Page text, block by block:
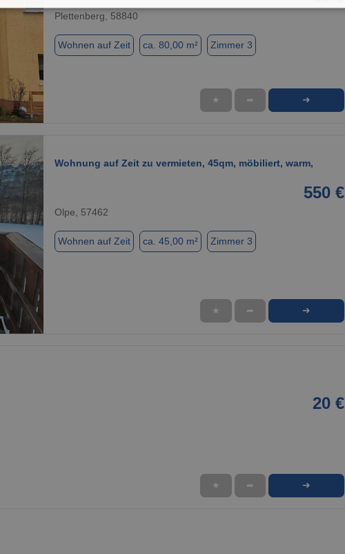
1 / 8
Plettenberg, 58840
Wohnen auf Zeit ca. 80,00 m² Zimmer 3
★ ➦ ➜
1 / 10
Wohnung auf Zeit zu vermieten, 45qm, möbiliert, warm,
550 €
Olpe, 57462
Wohnen auf Zeit ca. 45,00 m² Zimmer 3
★ ➦ ➜
20 €
★ ➦ ➜